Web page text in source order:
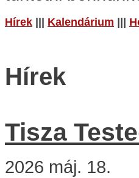
Hírek Kalendárium
Hírek
Tisza
2026 máj. 18.